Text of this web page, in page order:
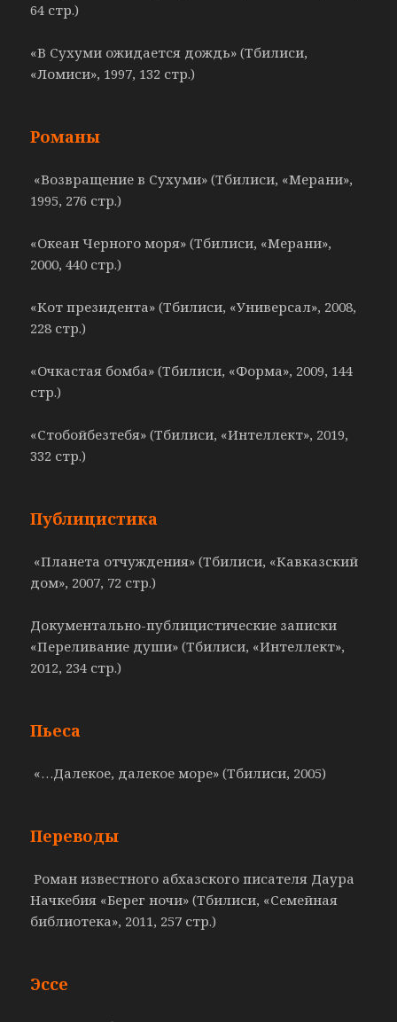
64 стр.)
«В Сухуми ожидается дождь» (Тбилиси,
«Ломиси», 1997, 132 стр.)
Романы
«Возвращение в Сухуми» (Тбилиси, «Мерани»,
1995, 276 стр.)
«Океан Черного моря» (Тбилиси, «Мерани»,
2000, 440 стр.)
«Кот президента» (Тбилиси, «Универсал», 2008,
228 стр.)
«Очкастая бомба» (Тбилиси, «Форма», 2009, 144
стр.)
«Стобойбезтебя» (Тбилиси, «Интеллект», 2019,
332 стр.)
Публицистика
«Планета отчуждения» (Тбилиси, «Кавказский
дом», 2007, 72 стр.)
Документально-публицистические записки
«Переливание души» (Тбилиси, «Интеллект»,
2012, 234 стр.)
Пьеса
«…Далекое, далекое море» (Тбилиси, 2005)
Переводы
Роман известного абхазского писателя Даура
Начкебия «Берег ночи» (Тбилиси, «Семейная
библиотека», 2011, 257 стр.)
Эссе